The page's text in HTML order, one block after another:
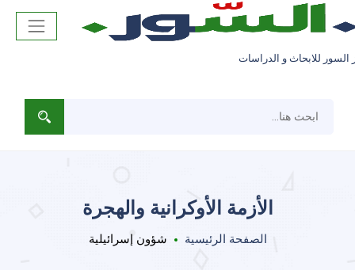
السور للابحاث و الدراسات
الأزمة الأوكرانية والهجرة
الصفحة الرئيسية شؤون إسرائيلية